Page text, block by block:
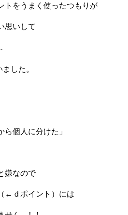
トをうまく使ったつもりが
思いして
した。
ら個人に分けた」
嫌なので
←ｄポイント）には